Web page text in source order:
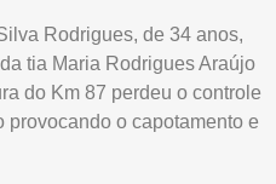
Rodrigues, de 34 anos,
tia Maria Rodrigues Araújo
do Km 87 perdeu o controle
provocando o capotamento e